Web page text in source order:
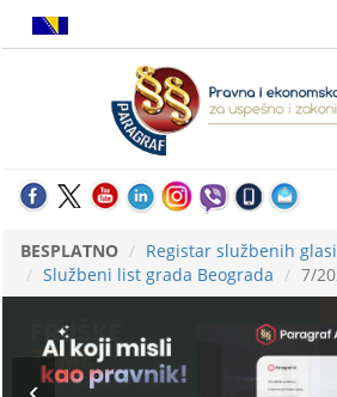
BESPLATNO
Registar službenih
Službeni list grada Beograda
7/